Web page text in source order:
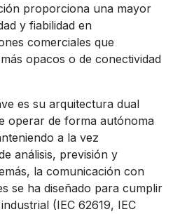
proporciona una mayor
y fiabilidad en
comerciales que
opacos o de conectividad
es su arquitectura dual
operar de forma autónoma
a la vez
análisis, previsión y
la comunicación con
se ha diseñado para cumplir
(IEC 62619, IEC